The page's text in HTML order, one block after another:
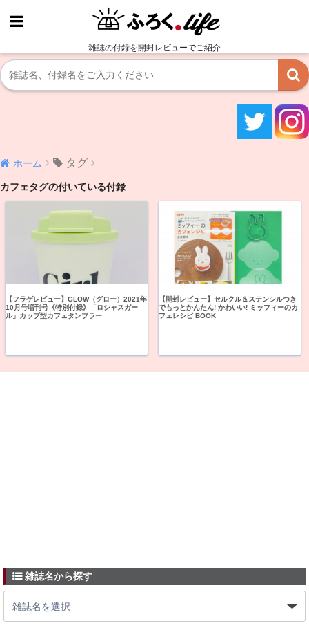
雑誌の付録を開封レビューでご紹介
ホーム タグ
カフェタグの付いている付録
【フラゲレビュー】GLOW（グロー）2021年
10月号増刊号《特別付録》「ロシャスガー
ル」カップ型カフェタンブラー
【開封レビュー】セルクル＆ステンシルつき
でもっとかんたん! かわいい! ミッフィーのカ
フェレシピ BOOK
雑誌名から探す